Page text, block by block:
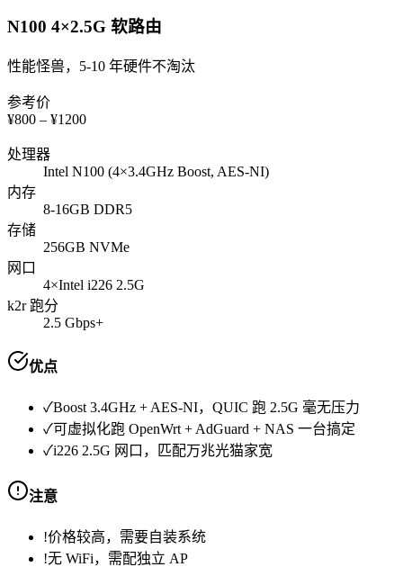
N100 4×2.5G 软路由
性能怪兽，5-10 年硬件不淘汰
参考价
¥800 – ¥1200
处理器
Intel N100 (4×3.4GHz Boost, AES-NI)
内存
8-16GB DDR5
存储
256GB NVMe
网口
4×Intel i226 2.5G
k2r 跑分
2.5 Gbps+
优点
✓Boost 3.4GHz + AES-NI，QUIC 跑 2.5G 毫无压力
✓可虚拟化跑 OpenWrt + AdGuard + NAS 一台搞定
✓i226 2.5G 网口，匹配万兆光猫家宽
注意
!价格较高，需要自装系统
!无 WiFi，需配独立 AP